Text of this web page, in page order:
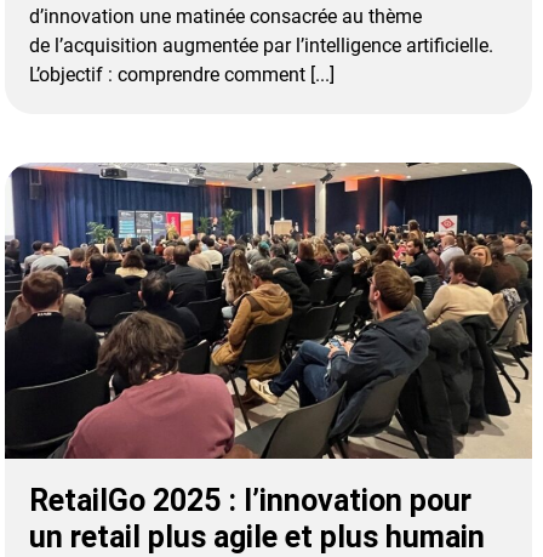
d’innovation une matinée consacrée au thème
de l’acquisition augmentée par l’intelligence artificielle.
L’objectif : comprendre comment [...]
RetailGo 2025 : l’innovation pour
un retail plus agile et plus humain